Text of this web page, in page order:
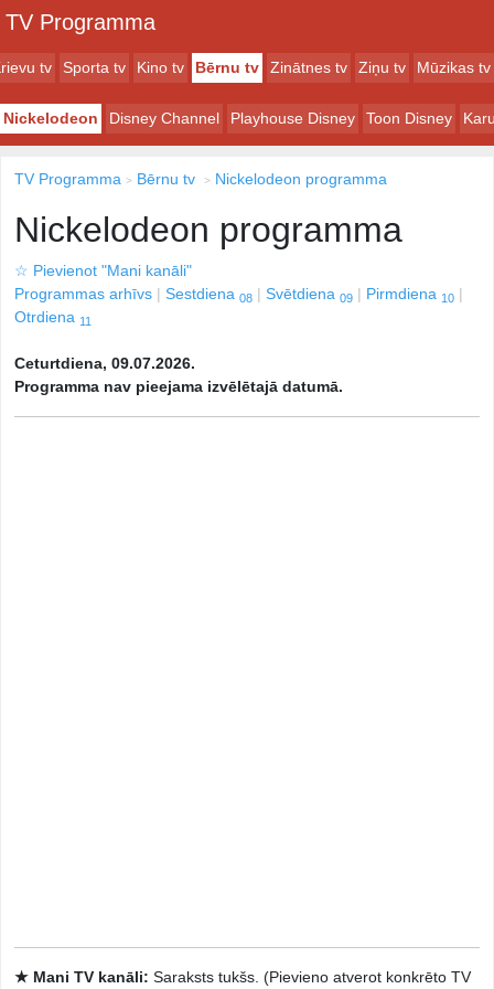
TV Programma
tv Sporta tv Kino tv Bērnu tv Zinātnes tv Ziņu tv Mūzikas tv
Nickelodeon Disney Channel Playhouse Disney Toon Disney
TV Programma Bērnu tv Nickelodeon programma
Nickelodeon programma
☆ Pievienot "Mani kanāli"
Programmas arhīvs
Sestdiena 08 Svētdiena 09 Pirmdiena 10
Otrdiena 11
Ceturtdiena, 09.07.2026.
Programma nav pieejama izvēlētajā datumā.
★ Mani TV kanāli: Saraksts tukšs. (Pievieno atverot konkrēto TV